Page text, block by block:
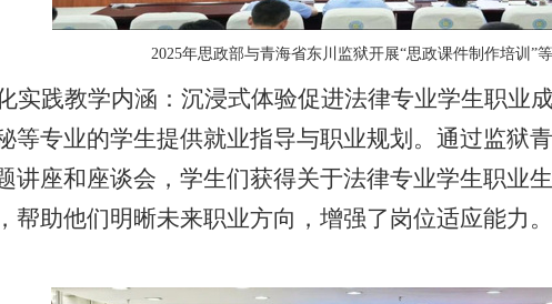
2025年思政部与青海省东川监狱开展“思政课件制作培训 ”等
实践教学内涵：沉浸式体验促进法律专业学生职业
等专业的学生提供就业指导与职业规划。通过监狱
讲座和座谈会，学生们获得关于法律专业学生职业
帮助他们明晰未来职业方向，增强了岗位适应能力。